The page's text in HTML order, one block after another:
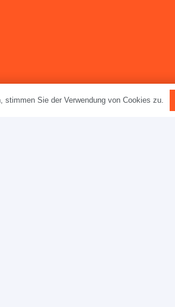
stimmen Sie der Verwendung von Cookies zu.